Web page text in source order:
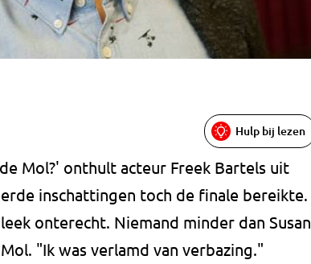
Hulp bij lezen
Mol?' onthult acteur Freek Bartels uit
inschattingen toch de finale bereikte.
onterecht. Niemand minder dan Susan
"Ik was verlamd van verbazing."